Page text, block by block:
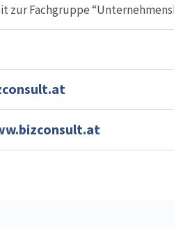
zur Fachgruppe